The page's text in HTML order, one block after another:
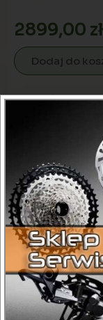
2899,00 zł
Dodaj do
Kategorie
KASETA